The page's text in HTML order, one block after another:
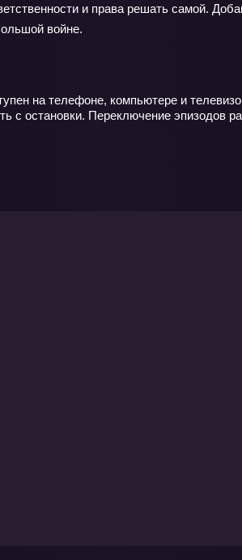
и права решать самой.
войне.
на телефоне, компьютере и
с остановки. Переключение эпизодов